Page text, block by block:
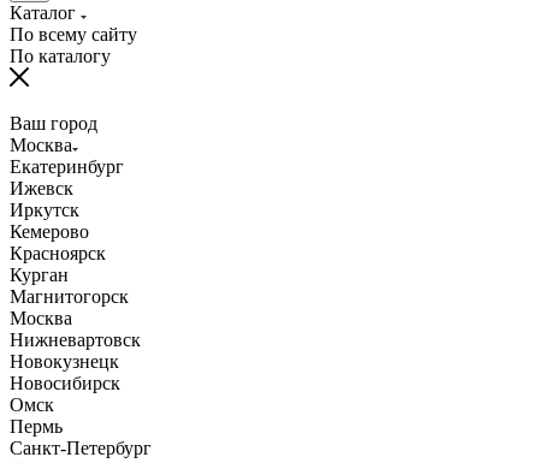
Каталог
По всему сайту
По каталогу
Ваш город
Москва
Екатеринбург
Ижевск
Иркутск
Кемерово
Красноярск
Курган
Магнитогорск
Москва
Нижневартовск
Новокузнецк
Новосибирск
Омск
Пермь
Санкт-Петербург